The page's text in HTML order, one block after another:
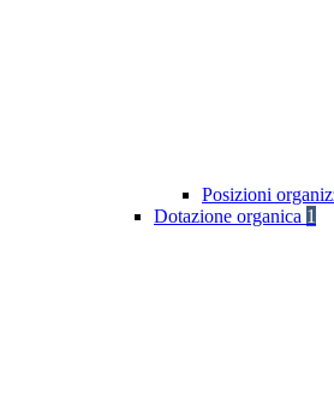
Posizioni
Dotazione organica 1